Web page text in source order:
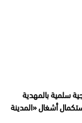
سلمية بالمهدية
أشغال «المدينة